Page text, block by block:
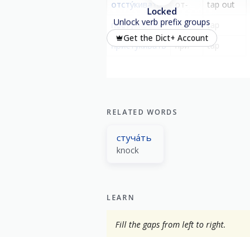
отсту́кивать
от-
tap out
посту́кивать
по-
tap
присту́кивать
при- tap
Locked
Unlock verb prefix groups
Get the Dict+ Account
RELATED WORDS
стуча́ть
knock
LEARN
Fill the gaps from left to right.